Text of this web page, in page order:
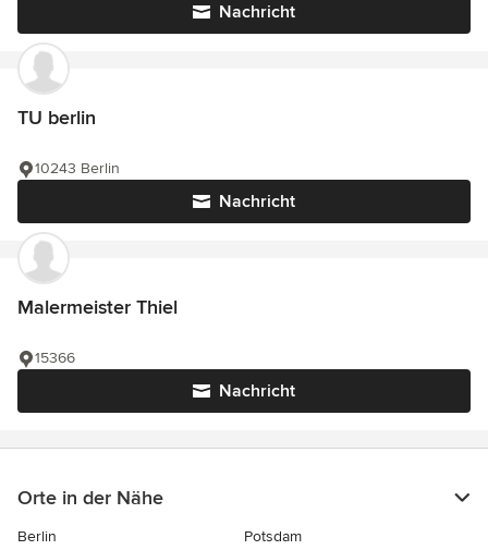
Nachricht
TU berlin
Nachricht
10243 Berlin
Malermeister Thiel
Nachricht
15366
Orte in der Nähe
Berlin Potsdam